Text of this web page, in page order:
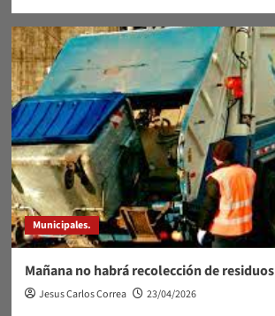
Municipales.
Mañana no habrá recolección de residuos
Jesus Carlos Correa 23/04/2026